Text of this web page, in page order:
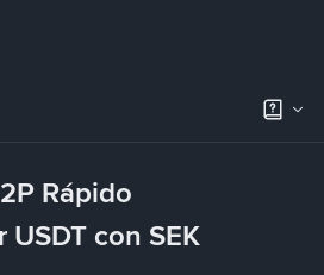
Rápido
USDT con SEK